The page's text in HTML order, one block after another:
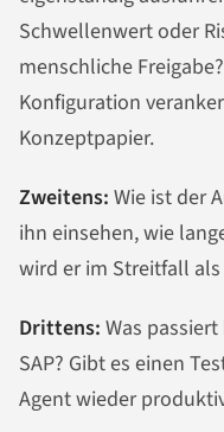
Schwellenwert oder
menschliche
Konfiguration
Konzeptpapier.
Zweitens: Wie ist der
ihn einsehen, wie
wird er im Streitfall
Drittens: Was
SAP? Gibt es einen
Agent wieder